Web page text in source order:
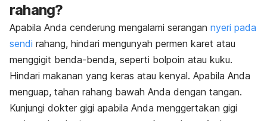
rahang?
Apabila Anda cenderung mengalami serangan nyeri pada
sendi rahang, hindari mengunyah permen karet atau
menggigit benda-benda, seperti bolpoin atau kuku.
Hindari makanan yang keras atau kenyal. Apabila Anda
menguap, tahan rahang bawah Anda dengan tangan.
Kunjungi dokter gigi apabila Anda menggertakan gigi